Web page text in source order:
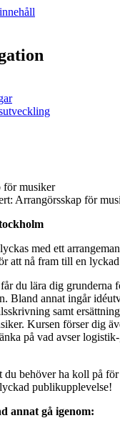
Arrangörsskap för
med ett
att nå fram till en
du lära dig grunderna
Bland annat ingår
samt
Kursen förser dig
på vad avser
behöver ha koll på för
publikupplevelse!
annat gå igenom: